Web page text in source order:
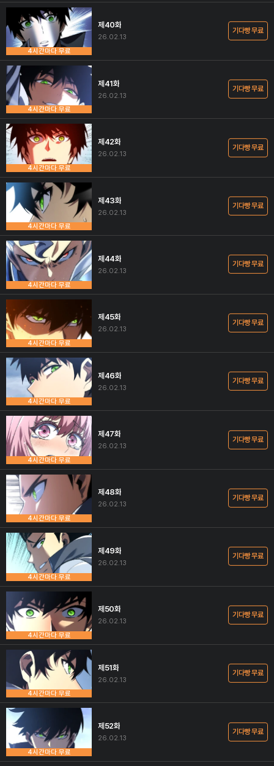
4시간마다 무료
제40화
26.02.13
기다빵 무료
4시간마다 무료
제41화
26.02.13
기다빵 무료
4시간마다 무료
제42화
26.02.13
기다빵 무료
4시간마다 무료
제43화
26.02.13
기다빵 무료
4시간마다 무료
제44화
26.02.13
기다빵 무료
4시간마다 무료
제45화
26.02.13
기다빵 무료
4시간마다 무료
제46화
26.02.13
기다빵 무료
4시간마다 무료
제47화
26.02.13
기다빵 무료
4시간마다 무료
제48화
26.02.13
기다빵 무료
4시간마다 무료
제49화
26.02.13
기다빵 무료
4시간마다 무료
제50화
26.02.13
기다빵 무료
4시간마다 무료
제51화
26.02.13
기다빵 무료
4시간마다 무료
제52화
26.02.13
기다빵 무료